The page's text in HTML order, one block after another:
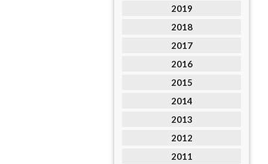
2019
2018
2017
2016
2015
2014
2013
2012
2011